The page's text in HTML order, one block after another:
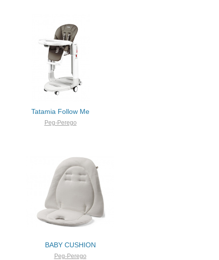
Tatamia Follow Me
Peg-Perego
BABY CUSHION
Peg-Perego